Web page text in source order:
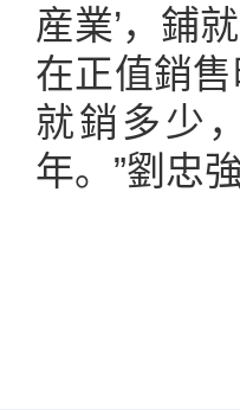
産業’，鋪
在正值銷
就銷多少
年。”劉忠